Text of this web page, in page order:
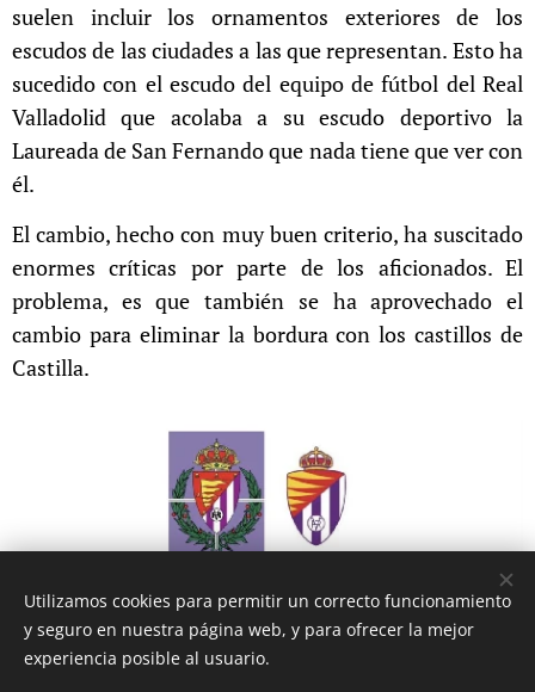
suelen incluir los ornamentos exteriores de los
escudos de las ciudades a las que representan. Esto ha
sucedido con el escudo del equipo de fútbol del Real
Valladolid que acolaba a su escudo deportivo la
Laureada de San Fernando que nada tiene que ver con
él.
El cambio, hecho con muy buen criterio, ha suscitado
enormes críticas por parte de los aficionados. El
problema, es que también se ha aprovechado el
cambio para eliminar la bordura con los castillos de
Castilla.
Utilizamos cookies para permitir un correcto funcionamiento
y seguro en nuestra página web, y para ofrecer la mejor
experiencia posible al usuario.